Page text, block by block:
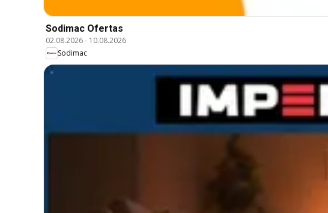
Sodimac Ofertas
02.08.2026- 10.08.2026
Sodimac